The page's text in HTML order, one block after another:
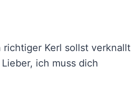
Kerl sollst verknallt
ich muss dich